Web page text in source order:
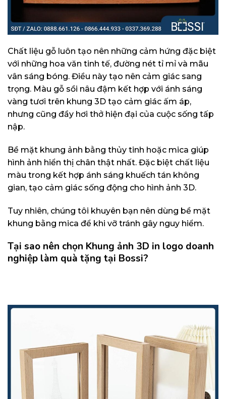
Chất liệu gỗ luôn tạo nên những cảm hứng đặc biệt
với những hoa văn tinh tế, đường nét tỉ mỉ và mãu
vân sáng bóng. Điều này tạo nên cảm giác sang
trọng. Màu gỗ sồi nâu đậm kết hợp với ánh sáng
vàng tươi trên khung 3D tạo cảm giác ấm áp,
nhưng cũng đầy hơi thở hiện đại của cuộc sống tấp
nập.
Bề mặt khung ảnh bằng thủy tinh hoặc mica giúp
hình ảnh hiển thị chân thật nhất. Đặc biệt chất liệu
màu trong kết hợp ánh sáng khuếch tán không
gian, tạo cảm giác sống động cho hình ảnh 3D.
Tuy nhiên, chúng tôi khuyên bạn nên dùng bề mặt
khung bằng mica để khi vỡ tránh gây nguy hiểm.
Tại sao nên chọn Khung ảnh 3D in logo doanh
nghiệp làm quà tặng tại Bossi?